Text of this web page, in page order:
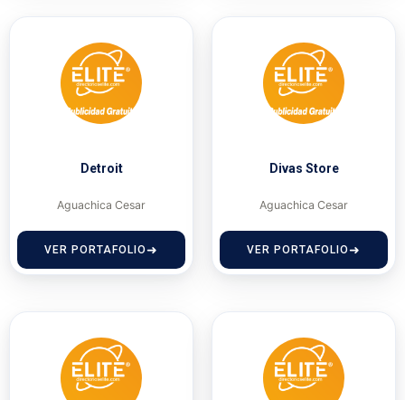
Detroit
Aguachica Cesar
VER PORTAFOLIO
Divas Store
Aguachica Cesar
VER PORTAFOLIO